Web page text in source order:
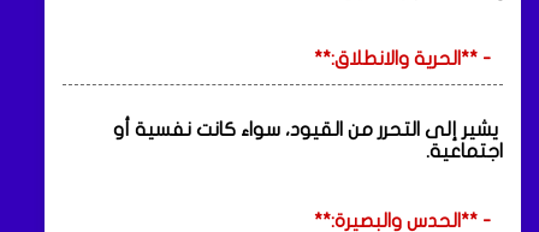
- **الحرية والانطلاق:**
يشير إلى التحرر من القيود، سواء كانت نفسية أو
اجتماعية.
- **الحدس والبصيرة:**